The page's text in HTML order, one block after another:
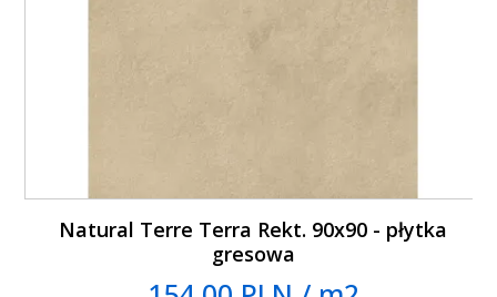
Natural Terre Terra Rekt. 90x90 - płytka
gresowa